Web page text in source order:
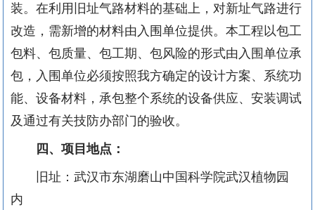
装。在利用旧址气路材料的基础上，对新址气路进行
改造，需新增的材料由入围单位提供。本工程以包工
包料、包质量、包工期、包风险的形式由入围单位承
包，入围单位必须按照我方确定的设计方案、系统功
能、设备材料，承包整个系统的设备供应、安装调试
及通过有关技防办部门的验收。
四、项目地点：
旧址：武汉市东湖磨山中国科学院武汉植物园
内